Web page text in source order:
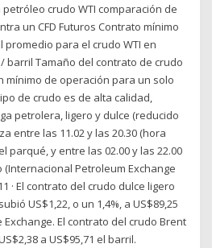
crudo WTI comparación de
un CFD Futuros Contrato mínimo
promedio para el crudo WTI en
barril Tamaño del contrato de crudo
mínimo de operación para un solo
de crudo es de alta calidad,
petrolera, ligero y dulce (reducido
entre las 11.02 y las 20.30 (hora
parqué, y entre las 02.00 y las 22.00
Petroleum Exchange
· El contrato del crudo dulce ligero
US$1,22, o un 1,4%, a US$89,25
El contrato del crudo Brent
a US$95,71 el barril.